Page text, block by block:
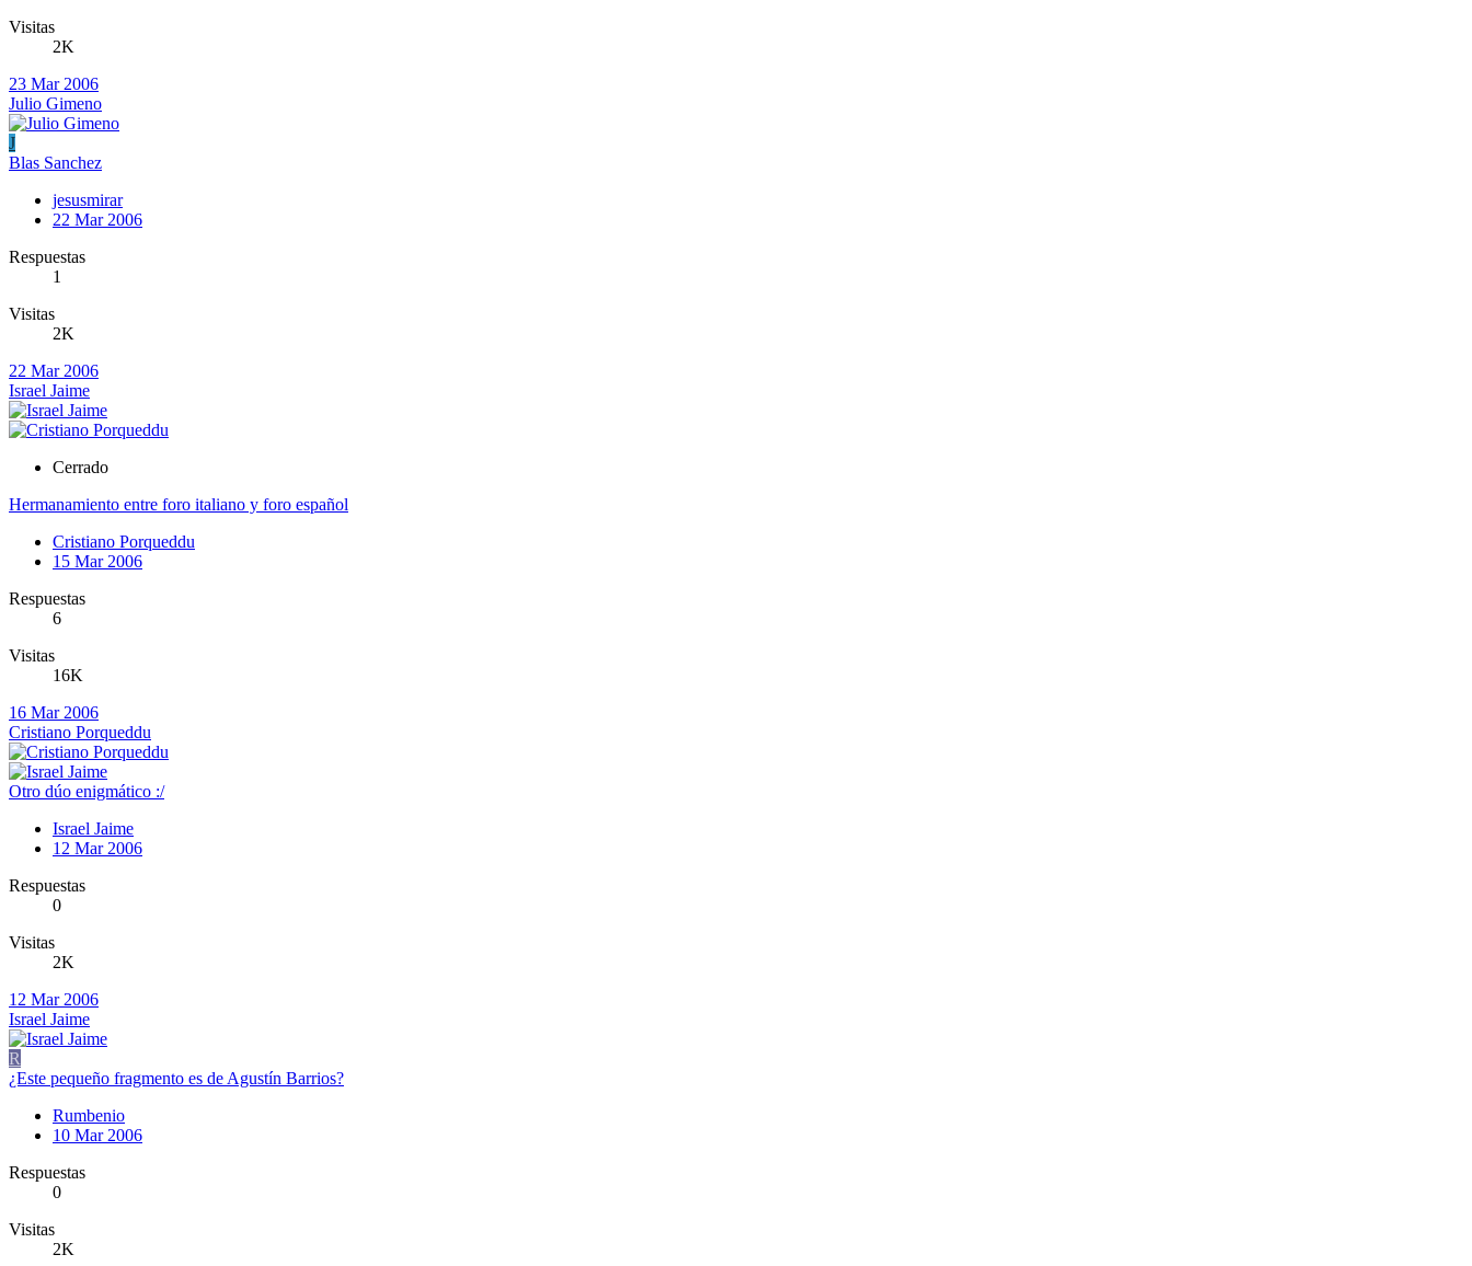
Visitas
2K
23 Mar 2006
Julio Gimeno
J
Blas Sanchez
jesusmirar
22 Mar 2006
Respuestas
1
Visitas
2K
22 Mar 2006
Israel Jaime
Cerrado
Hermanamiento entre foro italiano y foro español
Cristiano Porqueddu
15 Mar 2006
Respuestas
6
Visitas
16K
16 Mar 2006
Cristiano Porqueddu
Otro dúo enigmático :/
Israel Jaime
12 Mar 2006
Respuestas
0
Visitas
2K
12 Mar 2006
Israel Jaime
R
¿Este pequeño fragmento es de Agustín Barrios?
Rumbenio
10 Mar 2006
Respuestas
0
Visitas
2K